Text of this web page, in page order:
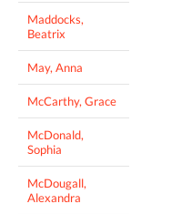
Maddocks,
Beatrix
May, Anna
McCarthy, Grace
McDonald,
Sophia
McDougall,
Alexandra